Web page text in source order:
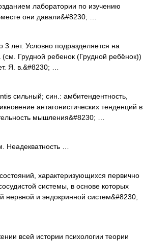
лаборатории по изучению
они давали&#8230; …
лет. Условно подразделяется на
Грудной ребенок (Грудной ребёнок))
Я. в.&#8230; …
сильный; син.: амбитендентность,
антагонистических тенденций в
мышления&#8230; …
…
характеризующихся первично
системы, в основе которых
нервной и эндокринной систем&#8230;
всей истории психологии теории